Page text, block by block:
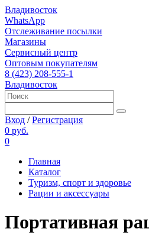
Владивосток
WhatsApp
Отслеживание посылки
Магазины
Сервисный центр
Оптовым покупателям
8 (423) 208-555-1
Владивосток
Вход /Регистрация
0 руб.
0
Главная
Каталог
Туризм, спорт и здоровье
Рации и аксессуары
Портативная